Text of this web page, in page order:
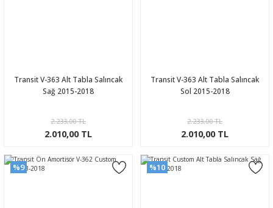
Transit V-363 Alt Tabla Salıncak
Sağ 2015-2018
2.233,00 TL
2.010,00 TL
Transit V-363 Alt Tabla Salıncak
Sol 2015-2018
2.233,00 TL
2.010,00 TL
%9 %10